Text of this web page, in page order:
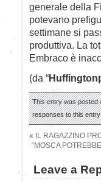
generale della
potevano
settimane si
produttiva. La
Embraco è
(da “
This entry was posted
responses to this
«
IL RAGAZZINO
“MOSCA
Leave a